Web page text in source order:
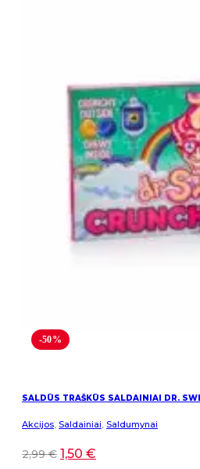
-50%
SALDŪS TRAŠKŪS SALDAINIAI DR.
Akcijos, Saldainiai, Saldumynai
2,99€ 1,50 €